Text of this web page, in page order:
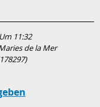
11:32
de la Mer
)